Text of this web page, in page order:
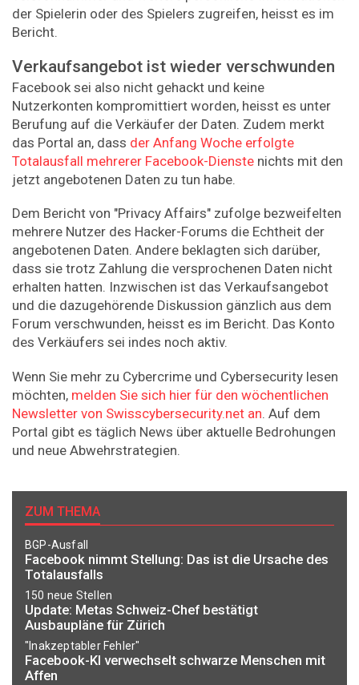
der Spielerin oder des Spielers zugreifen, heisst es im
Bericht.
Verkaufsangebot ist wieder verschwunden
Facebook sei also nicht gehackt und keine
Nutzerkonten kompromittiert worden, heisst es unter
Berufung auf die Verkäufer der Daten. Zudem merkt
das Portal an, dass der Anfang Woche erfolgte
Totalausfall mehrerer Facebook-Dienste nichts mit den
jetzt angebotenen Daten zu tun habe.
Dem Bericht von "Privacy Affairs" zufolge bezweifelten
mehrere Nutzer des Hacker-Forums die Echtheit der
angebotenen Daten. Andere beklagten sich darüber,
dass sie trotz Zahlung die versprochenen Daten nicht
erhalten hatten. Inzwischen ist das Verkaufsangebot
und die dazugehörende Diskussion gänzlich aus dem
Forum verschwunden, heisst es im Bericht. Das Konto
des Verkäufers sei indes noch aktiv.
Wenn Sie mehr zu Cybercrime und Cybersecurity lesen
möchten, melden Sie sich hier für den wöchentlichen
Newsletter von Swisscybersecurity.net an. Auf dem
Portal gibt es täglich News über aktuelle Bedrohungen
und neue Abwehrstrategien.
ZUM THEMA
BGP-Ausfall
Facebook nimmt Stellung: Das ist die Ursache des
Totalausfalls
150 neue Stellen
Update: Metas Schweiz-Chef bestätigt
Ausbaupläne für Zürich
"Inakzeptabler Fehler"
Facebook-KI verwechselt schwarze Menschen mit
Affen